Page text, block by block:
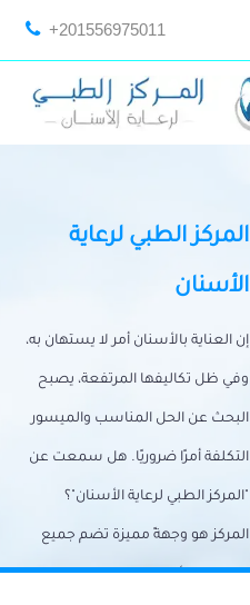
+201556975011
المركز الطبي لرعاية
الأسنان
إن العناية بالأسنان أمر لا يستهان به،
وفي ظل تكاليفها المرتفعة، يصبح
البحث عن الحل المناسب والميسور
التكلفة أمرًا ضروريًا. هل سمعت عن
"المركز الطبي لرعاية الأسنان"؟
المركز هو وجهةً مميزة تضم جميع
احتياجات الأسنان تحت سقف واحد،